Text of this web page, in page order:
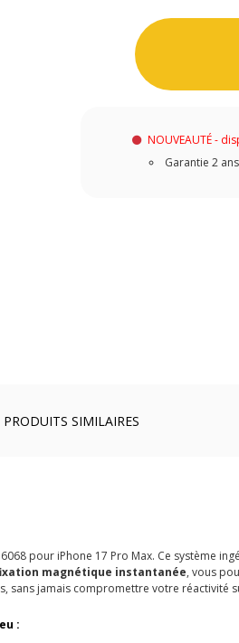
NOUVEAUTÉ -
Garantie 2 ans
PRODUITS SIMILAIRES
pour iPhone 17 Pro Max. Ce système
magnétique instantanée, vous
sans jamais compromettre votre réactivité
: